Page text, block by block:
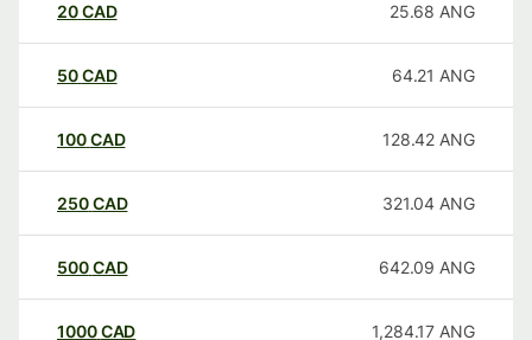
20CAD 25.68 ANG
50CAD 64.21 ANG
100CAD 128.42 ANG
250CAD 321.04 ANG
500CAD 642.09 ANG
1000CAD 1,284.17 ANG